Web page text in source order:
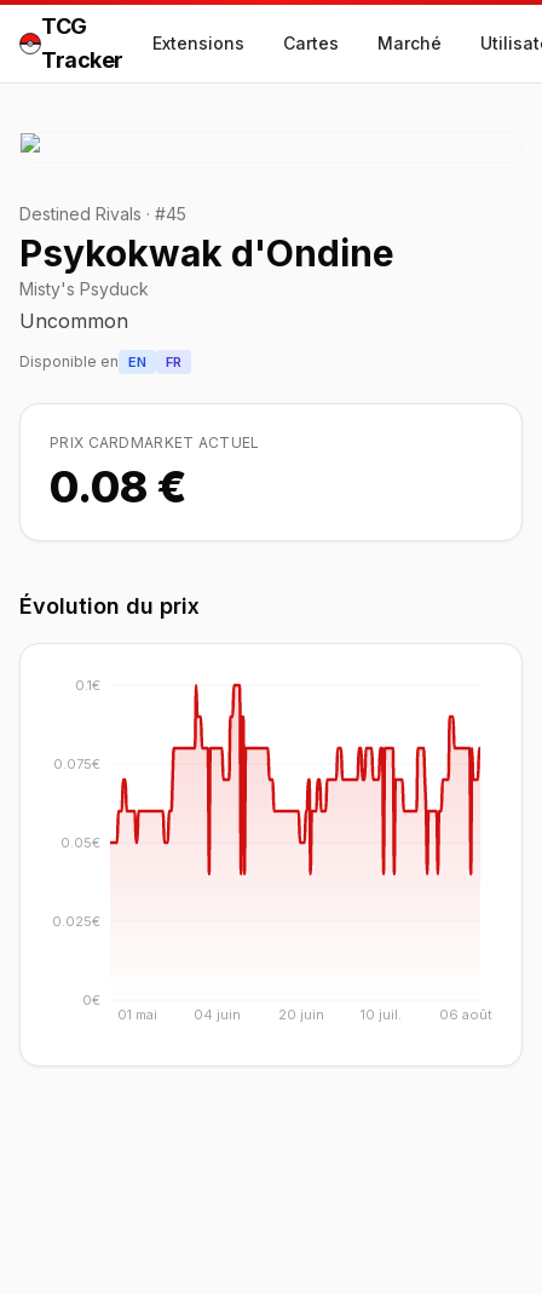
TCG
Tracker
Extensions Cartes Marché
Destined Rivals · #45
Psykokwak d'Ondine
Misty's Psyduck
Uncommon
Disponible en EN FR
PRIX CARDMARKET ACTUEL
0.08 €
Évolution du prix
01 mai 04 juin 20 juin 10 juil. 06 août
0€
0.025€
0.05€
0.075€
0.1€